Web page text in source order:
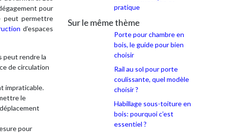
pour
peut permettre
d’espaces
peut rendre la
de circulation
impraticable.
le
pour
pratique
Sur le même thème
Porte pour chambre en
bois, le guide pour bien
choisir
Rail au sol pour porte
coulissante, quel modèle
choisir ?
Habillage sous-toiture en
bois: pourquoi c’est
essentiel ?